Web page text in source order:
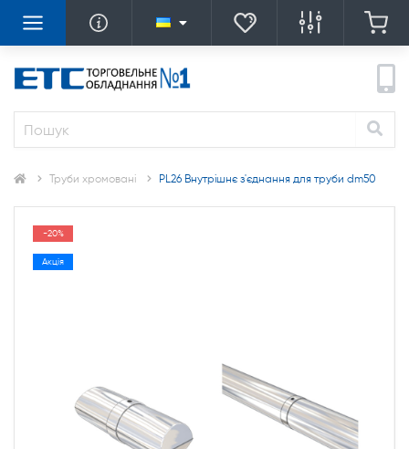
Труби хромовані PL26 Внутрішнє з'єднання для труби dm50
-20%
Акція